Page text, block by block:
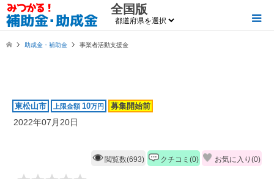
全国版
助成金・補助金 事業者活動支援金
東松山市 上限金額 10万円 募集開始前
2022年07月20日
閲覧数(693) クチコミ(0) お気に入り(0)